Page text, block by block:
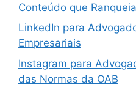
Conteúdo que
LinkedIn para
Empresariais
Instagram para
das Normas da OAB